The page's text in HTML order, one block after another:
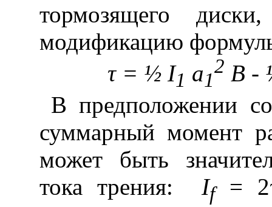
тормозящего
модификацию
τ = ½ I1 a1
2 B -
В предположении
суммарный момент
может быть
тока трения:
If= 2